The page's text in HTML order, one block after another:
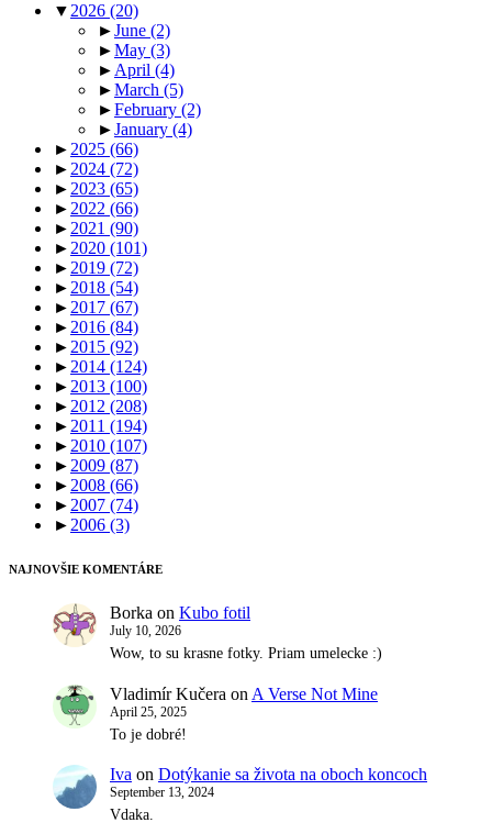
▼ 2026 (20)
►June (2)
►May (3)
► April (4)
►March (5)
►February (2)
►January (4)
► 2025 (66)
► 2024 (72)
► 2023 (65)
► 2022 (66)
► 2021 (90)
► 2020 (101)
► 2019 (72)
► 2018 (54)
► 2017 (67)
► 2016 (84)
► 2015 (92)
► 2014 (124)
► 2013 (100)
► 2012 (208)
► 2011 (194)
► 2010 (107)
► 2009 (87)
► 2008 (66)
► 2007 (74)
► 2006 (3)
NAJNOVŠIE KOMENTÁRE
Borka on Kubo fotil
July 10, 2026
Wow, to su krasne fotky. Priam umelecke :)
Vladimír Kučera on A Verse Not Mine
April 25, 2025
To je dobré!
Iva on Dotýkanie sa života na oboch koncoch
September 13, 2024
Vdaka.